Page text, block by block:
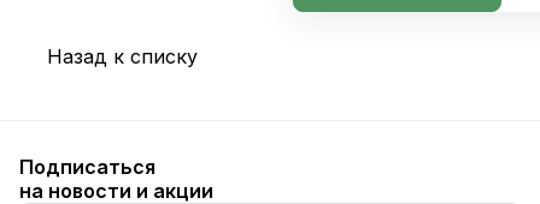
Назад к списку
Подписаться
на новости и акции